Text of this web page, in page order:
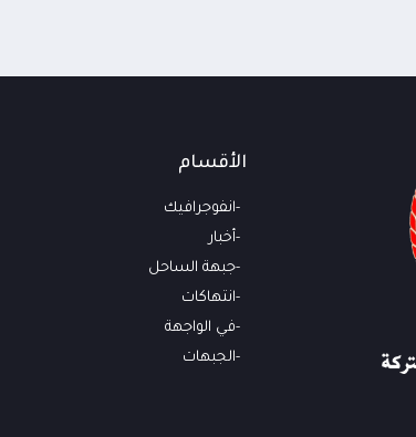
الأقسام
انفوجرافيك
أخبار
جبهة الساحل
انتهاكات
في الواجهة
الجبهات